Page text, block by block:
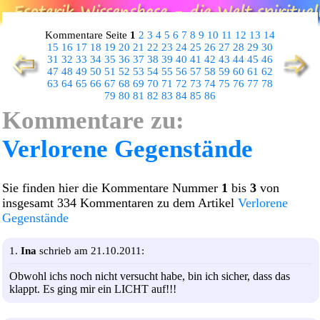
Kommentare Seite 1 2 3 4 5 6 7 8 9 10 11 12 13 14
15 16 17 18 19 20 21 22 23 24 25 26 27 28 29 30
31 32 33 34 35 36 37 38 39 40 41 42 43 44 45 46
47 48 49 50 51 52 53 54 55 56 57 58 59 60 61 62
63 64 65 66 67 68 69 70 71 72 73 74 75 76 77 78
79 80 81 82 83 84 85 86
Kommentare zu:
Verlorene Gegenstände
Sie finden hier die Kommentare Nummer 1 bis 3 von
insgesamt 334 Kommentaren zu dem Artikel Verlorene
Gegenstände
1. Ina schrieb am 21.10.2011:
Obwohl ichs noch nicht versucht habe, bin ich sicher, dass das
klappt. Es ging mir ein LICHT auf!!!